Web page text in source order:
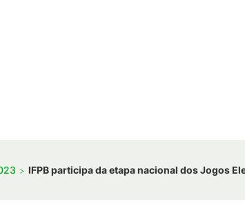
IFPB participa da etapa nacional dos Jogos